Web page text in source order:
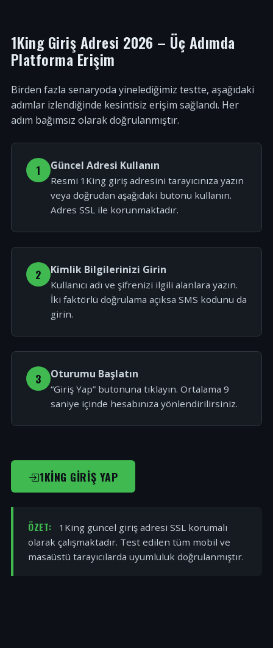
1King Giriş Adresi 2026 – Üç Adımda
Platforma Erişim
Birden fazla senaryoda yinelediğimiz testte, aşağıdaki
adımlar izlendiğinde kesintisiz erişim sağlandı. Her
adım bağımsız olarak doğrulanmıştır.
1 Güncel Adresi Kullanın
Resmi 1King giriş adresini tarayıcınıza yazın
veya doğrudan aşağıdaki butonu kullanın.
Adres SSL ile korunmaktadır.
2 Kimlik Bilgilerinizi Girin
Kullanıcı adı ve şifrenizi ilgili alanlara yazın.
İki faktörlü doğrulama açıksa SMS kodunu da
girin.
3 Oturumu Başlatın
“Giriş Yap” butonuna tıklayın. Ortalama 9
saniye içinde hesabınıza yönlendirilirsiniz.
1KING GIRIŞ YAP
ÖZET:
1King güncel giriş adresi SSL korumalı
olarak çalışmaktadır. Test edilen tüm mobil ve
masaüstü tarayıcılarda uyumluluk doğrulanmıştır.